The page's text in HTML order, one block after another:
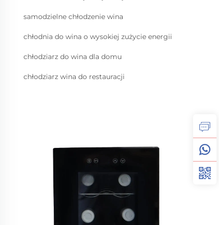
samodzielne chłodzenie wina
chłodnia do wina o wysokiej zużycie energii
chłodziarz do wina dla domu
chłodziarz wina do restauracji